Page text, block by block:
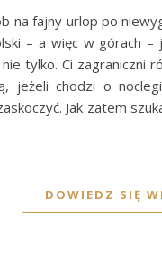
na fajny urlop po
– a więc w górach
tylko. Ci zagraniczni
jeżeli chodzi o
Jak zatem
DOWIEDZ SIĘ